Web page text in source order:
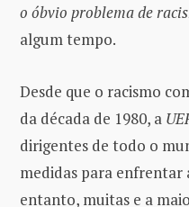
o óbvio problema de
algum tempo.
Desde que o racismo
da década de 1980, a
dirigentes de todo o
medidas para enfrentar
entanto, muitas e a